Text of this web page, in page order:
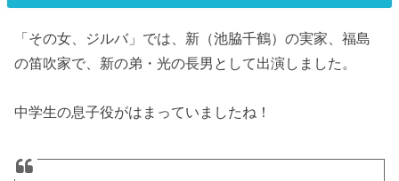
「その女、ジルバ」では、新（池脇千鶴）の実家、福島
の笛吹家で、新の弟・光の長男として出演しました。
中学生の息子役がはまっていましたね！